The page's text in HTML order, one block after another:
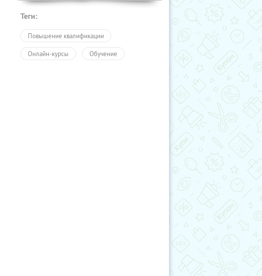
Теги:
Повышение квалификации
Онлайн-курсы Обучение